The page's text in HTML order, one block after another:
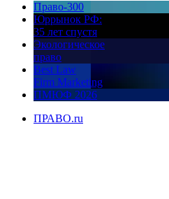
Право-300
Юррынок РФ:
35 лет спустя
Экологическое
право
Best Law
Firm Marketing
ПМЮФ 2026
ПРАВО.ru